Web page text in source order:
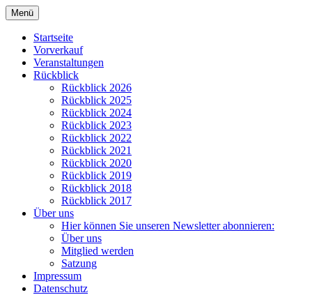
Zum
Inhalt
springen
Kulturverein Papenteich e.V.
Menü
Startseite
Vorverkauf
Veranstaltungen
Rückblick
Rückblick 2026
Rückblick 2025
Rückblick 2024
Rückblick 2023
Rückblick 2022
Rückblick 2021
Rückblick 2020
Rückblick 2019
Rückblick 2018
Rückblick 2017
Über uns
Hier können Sie unseren Newsletter abonnieren:
Über uns
Mitglied werden
Satzung
Impressum
Datenschutz